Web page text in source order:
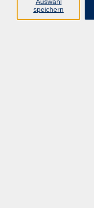
speichern